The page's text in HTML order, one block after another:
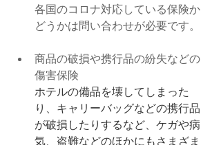
各国のコロナ対応している保険か
どうかは問い合わせが必要です。
商品の破損や携行品の紛失などの
傷害保険
ホテルの備品を壊してしまった
り、キャリーバッグなどの携行品
が破損したりするなど、ケガや病
気、盗難などのほかにもさまざま